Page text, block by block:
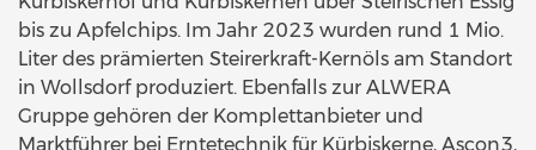
bis zu Apfelchips. Im Jahr 2023 wurden rund 1 Mio.
Liter des prämierten Steirerkraft-Kernöls am Standort
in Wollsdorf produziert. Ebenfalls zur ALWERA
Gruppe gehören der Komplettanbieter und
Marktführer bei Erntetechnik für Kürbiskerne, Ascon3,